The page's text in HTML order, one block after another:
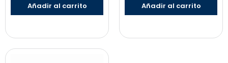
Añadir al carrito Añadir al carrito